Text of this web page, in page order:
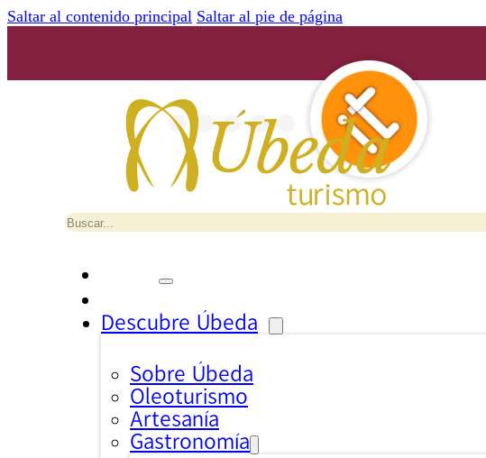
Saltar al contenido principal Saltar al pie de página
Buscar
Descubre Úbeda
Sobre Úbeda
Oleoturismo
Artesanía
Gastronomía